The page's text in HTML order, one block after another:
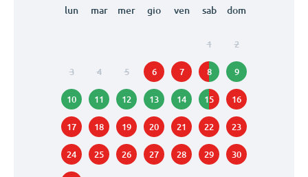
lun mar mer gio ven sab dom
1 2
3 4 5 6 7 8 9
10 11 12 13 14 15 16
17 18 19 20 21 22 23
24 25 26 27 28 29 30